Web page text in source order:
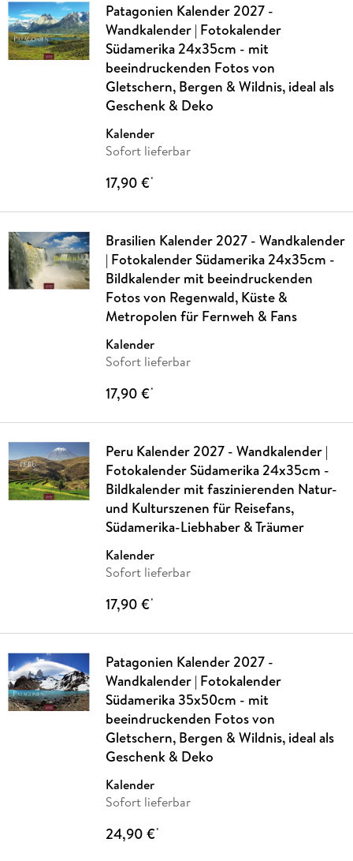
Patagonien Kalender 2027 -
Wandkalender | Fotokalender
Südamerika 24x35cm - mit
beeindruckenden Fotos von
Gletschern, Bergen & Wildnis, ideal als
Geschenk & Deko
Kalender
Sofort lieferbar
17,90 €*
Brasilien Kalender 2027 - Wandkalender
| Fotokalender Südamerika 24x35cm -
Bildkalender mit beeindruckenden
Fotos von Regenwald, Küste &
Metropolen für Fernweh & Fans
Kalender
Sofort lieferbar
17,90 €*
Peru Kalender 2027 - Wandkalender |
Fotokalender Südamerika 24x35cm -
Bildkalender mit faszinierenden Natur-
und Kulturszenen für Reisefans,
Südamerika-Liebhaber & Träumer
Kalender
Sofort lieferbar
17,90 €*
Patagonien Kalender 2027 -
Wandkalender | Fotokalender
Südamerika 35x50cm - mit
beeindruckenden Fotos von
Gletschern, Bergen & Wildnis, ideal als
Geschenk & Deko
Kalender
Sofort lieferbar
24,90 €*